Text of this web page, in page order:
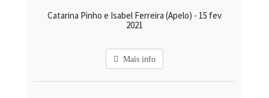
Catarina Pinho e Isabel Ferreira (Apelo) - 15 fev
2021
Mais info